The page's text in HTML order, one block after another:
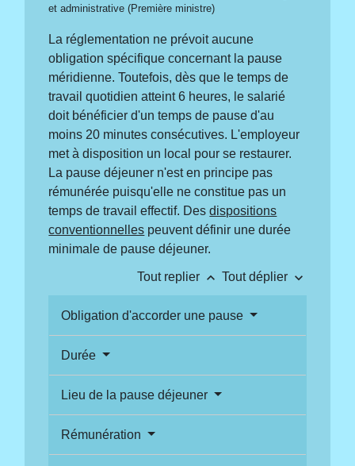
et administrative (Première ministre)
La réglementation ne prévoit aucune
obligation spécifique concernant la pause
méridienne. Toutefois, dès que le temps de
travail quotidien atteint 6 heures, le salarié
doit bénéficier d'un temps de pause d'au
moins 20 minutes consécutives. L'employeur
met à disposition un local pour se restaurer.
La pause déjeuner n'est en principe pas
rémunérée puisqu'elle ne constitue pas un
temps de travail effectif. Desdispositions
conventionnelles peuvent définir une durée
minimale de pause déjeuner.
Tout replier keyboard_arrow_up Tout déplier keyboard_arrow_down
Obligation d'accorder une pause
Durée
Lieu de la pause déjeuner
Rémunération